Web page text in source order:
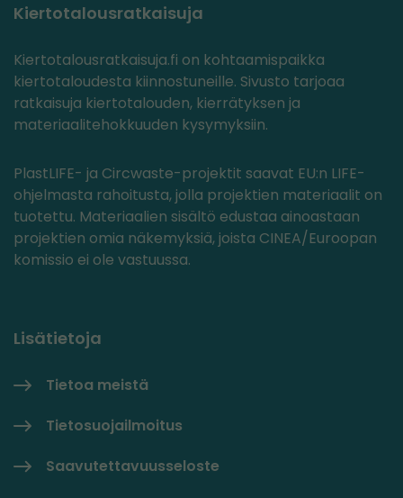
Kiertotalousratkaisuja
Kiertotalousratkaisuja.fi on kohtaamispaikka
kiertotaloudesta kiinnostuneille. Sivusto tarjoaa
ratkaisuja kiertotalouden, kierrätyksen ja
materiaalitehokkuuden kysymyksiin.
PlastLIFE- ja Circwaste-projektit saavat EU:n LIFE-
ohjelmasta rahoitusta, jolla projektien materiaalit on
tuotettu. Materiaalien sisältö edustaa ainoastaan
projektien omia näkemyksiä, joista CINEA/Euroopan
komissio ei ole vastuussa.
Lisätietoja
Tietoa meistä
Tietosuojailmoitus
Saavutettavuusseloste